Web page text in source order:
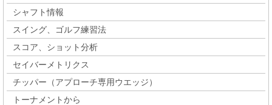
シャフト情報
スイング、ゴルフ練習法
スコア、ショット分析
セイバーメトリクス
チッパー（アプローチ専用ウエッジ）
トーナメントから